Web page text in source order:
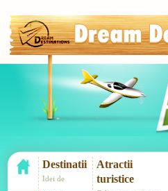
Destinatii
Idei de
Atractii
turistice